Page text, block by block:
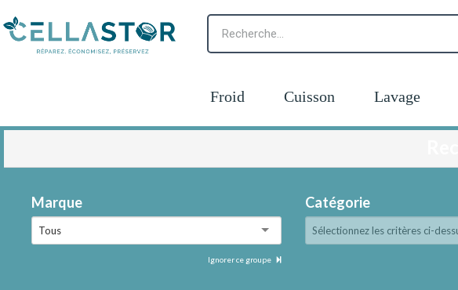
Froid Cuisson Lavage
Marque
Tous
Ignorer ce groupe
Catégorie
Sélectionnez les critères ci-